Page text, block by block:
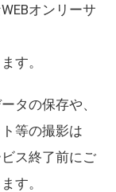
オンリーサ
す。
タの保存や、
等の撮影は
ス終了前にご
す。